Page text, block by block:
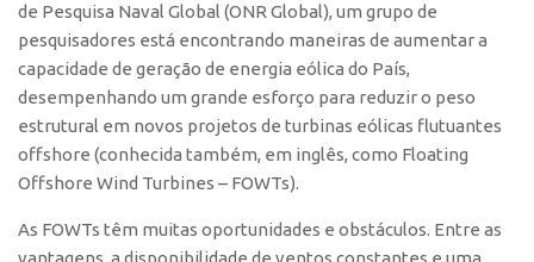
INCTs
PRPI/USP
InovaUSP
Comunicação
Eventos
Fala Inovação
de Pesquisa Naval Global (ONR Global), um grupo de
pesquisadores está encontrando maneiras de aumentar a
capacidade de geração de energia eólica do País,
desempenhando um grande esforço para reduzir o peso
estrutural em novos projetos de turbinas eólicas flutuantes
offshore (conhecida também, em inglês, como Floating
Offshore Wind Turbines – FOWTs).
As FOWTs têm muitas oportunidades e obstáculos. Entre as